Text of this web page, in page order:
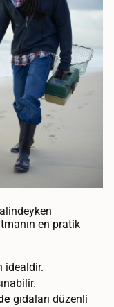
en pratik
idealdir.
gıdaları düzenli